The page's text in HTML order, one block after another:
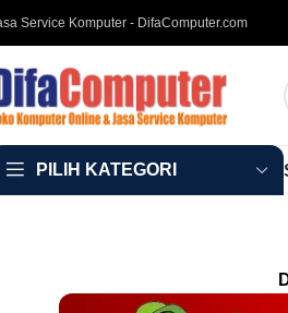
Service Komputer - DifaComputer.com
PILIH KATEGORI